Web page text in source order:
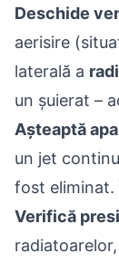
Deschide
aerisire
laterală a
un șuierat –
Așteaptă
un jet
fost eliminat.
Verifică